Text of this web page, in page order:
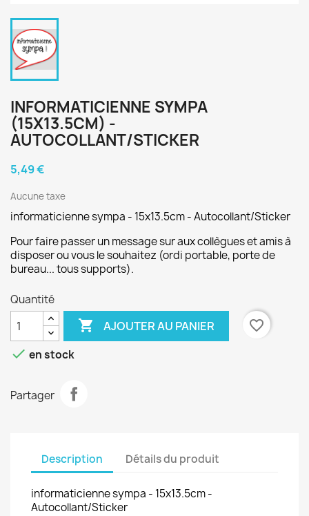
INFORMATICIENNE SYMPA
(15X13.5CM) -
AUTOCOLLANT/STICKER
5,49 €
Aucune taxe
informaticienne sympa - 15x13.5cm - Autocollant/Sticker
Pour faire passer un message sur aux collègues et amis à
disposer ou vous le souhaitez (ordi portable, porte de
bureau... tous supports).
Quantité
 AJOUTER AU PANIER
favorite_border
 en stock
Partager
Description Détails du produit
informaticienne sympa - 15x13.5cm -
Autocollant/Sticker